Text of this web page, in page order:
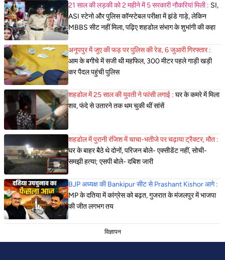
21 साल की लड़की को 2 महीने में 5 सरकारी नौकरियां मिली : SI,
ASI स्टेनो और पुलिस कॉन्स्टेबल परीक्षा में झंडे गाड़े, लेकिन
MBBS सीट नहीं मिला, पढ़िए शहडोल संभाग के शुभांगी की कहा
अनूपपुर में जुए की फड़ पर पुलिस की रेड, 6 जुआरी गिरफ्तार :
आम के बगीचे में सजी थी महफिल, 300 मीटर पहले गाड़ी खड़ी
कर पैदल पहुंची पुलिस
शहडोल में 25 साल की युवती ने फांसी लगाई : घर के कमरे में मिला
शव, फंदे से उतारने तक थम चुकी थीं सांसें
शहडोल में पुरानी रंजिश में चाचा-भतीजे पर चढ़ाया ट्रैक्टर, मौत :
घर के बाहर बैठे थे दोनों, परिजन बोले- एक्सीडेंट नहीं, सोची-
समझी हत्या; एसपी बोले- दबिश जारी
BJP अध्यक्ष की Bankipur सीट से Prashant Kishor आगे :
MP के दतिया में कांग्रेस को बढ़त, गुजरात के मंजलपुर में भाजपा
की जीत लगभग तय
विज्ञापन